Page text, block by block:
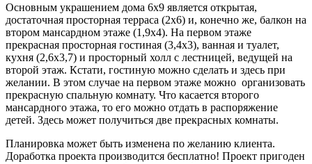
Основным украшением дома 6х9 является открытая,
достаточная просторная терраса (2х6) и, конечно же, балкон на
втором мансардном этаже (1,9х4). На первом этаже
прекрасная просторная гостиная (3,4х3), ванная и туалет,
кухня (2,6х3,7) и просторный холл с лестницей, ведущей на
второй этаж. Кстати, гостиную можно сделать и здесь при
желании. В этом случае на первом этаже можно организовать
прекрасную спальную комнату. Что касается второго
мансардного этажа, то его можно отдать в распоряжение
детей. Здесь может получиться две прекрасных комнаты.
Планировка может быть изменена по желанию клиента.
Доработка проекта производится бесплатно! Проект пригоден